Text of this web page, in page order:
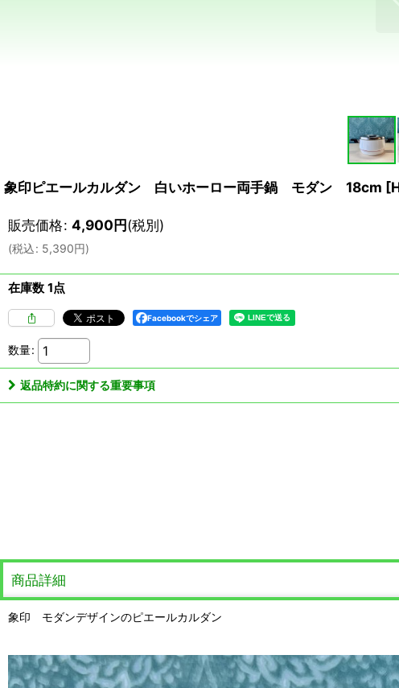
象印ピエールカルダン 白いホーロー両手鍋 モダン 18cm [
販売価格: 4,900円(税別)
(税込: 5,390円)
在庫数 1点
Facebookでシェア
数量:
返品特約に関する重要事項
商品詳細
象印 モダンデザインのピエールカルダン